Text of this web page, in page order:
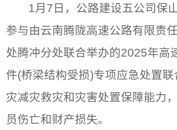
1月7日，公路建设五公司保
参与由云南腾陇高速公路有限责
处腾冲分处联合举办的2025年高
件(桥梁结构受损)专项应急处置
灾减灾救灾和灾害处置保障能力
员伤亡和财产损失。